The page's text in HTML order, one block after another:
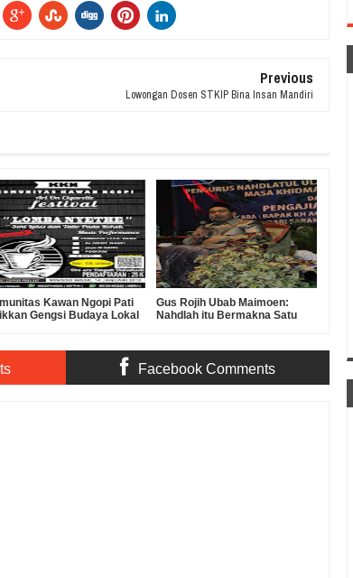
Previous
Lowongan Dosen STKIP Bina Insan Mandiri
Kawan Ngopi Pati
Gengsi Budaya Lokal
Gus Rojih Ubab Maimoen:
Nahdlah itu Bermakna Satu
Facebook Comments